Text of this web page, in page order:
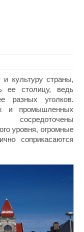
культуру страны,
ее столицу, ведь
разных уголков.
и промышленных
уровня, огромные
соприкасаются